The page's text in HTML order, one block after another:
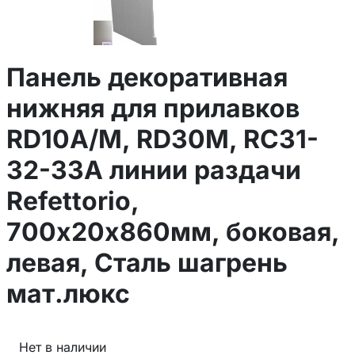
Панель декоративная
нижняя для прилавков
RD10A/M, RD30M, RC31-
32-33A линии раздачи
Refettorio,
700х20х860мм, боковая,
левая, Сталь шагрень
мат.люкс
Нет в наличии